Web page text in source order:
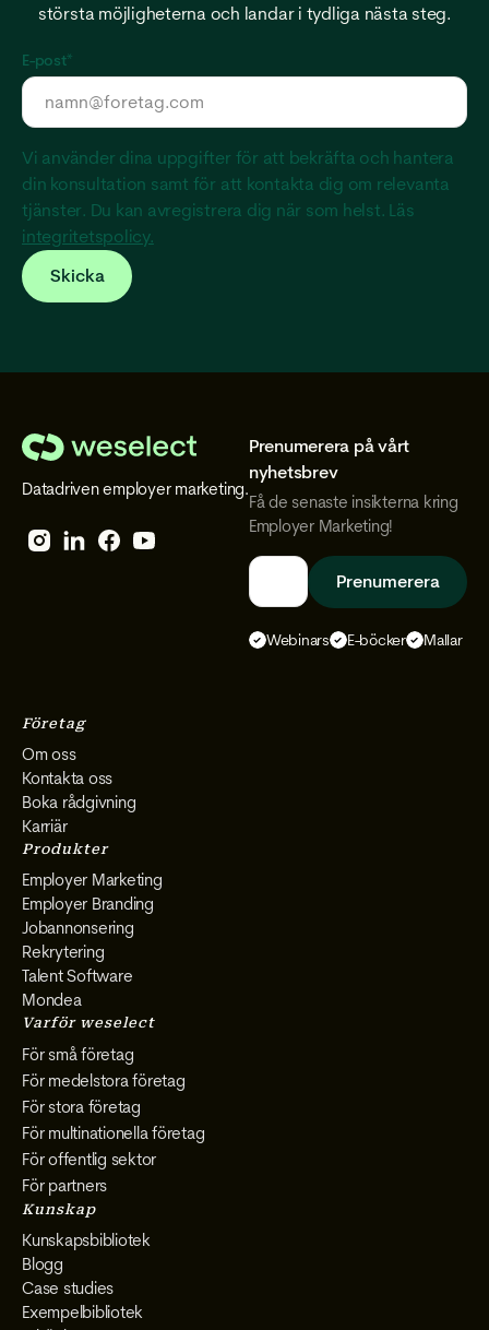
största möjligheterna och landar i tydliga nästa steg.
E-post*
Vi använder dina uppgifter för att bekräfta och hantera
din konsultation samt för att kontakta dig om relevanta
tjänster. Du kan avregistrera dig när som helst. Läs
integritetspolicy.
Select
Datadriven employer marketing.
Prenumerera på vårt
nyhetsbrev
Få de senaste insikterna kring
Employer Marketing!
Webinars E-böcker Mallar
Företag
Om oss
Kontakta oss
Boka rådgivning
Karriär
Produkter
Employer Marketing
Employer Branding
Jobannonsering
Rekrytering
Talent Software
Mondea
Varför weselect
För små företag
För medelstora företag
För stora företag
För multinationella företag
För offentlig sektor
För partners
Kunskap
Kunskapsbibliotek
Blogg
Case studies
Exempelbibliotek